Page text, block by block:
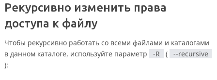
Рекурсивно изменить права
доступа к файлу
Чтобы рекурсивно работать со всеми файлами и каталогами
в данном каталоге, используйте параметр
-R (
--recursive
):